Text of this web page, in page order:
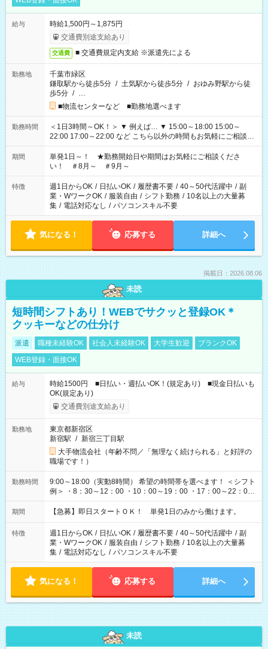
給与
時給1,500円～1,875円
交通費別途支給あり
交通費 ■ 交通費規定内支給 ※派遣先による
勤務地
千葉市緑区
鎌取駅から徒歩5分 / 土気駅から徒歩5分 / おゆみ野駅から徒
歩5分 / …
■物流センターなど ■勤務地選べます
勤務時間
＜1日3時間～OK！＞ ▼ 例えば… ▼ 15:00～18:00 15:00～
22:00 17:00～22:00 など こちら以外の時間もお気軽にご相談く
ださい！
期間
単発1日～！ ★勤務開始日や期間はお気軽にご相談くださ
い！ ＃8月～ ＃9月～
特徴 週1日からOK / 日払いOK / 履歴書不要 / 40～50代活躍中 / 副
業・WワークOK / 服装自由 / シフト勤務 / 10名以上の大量募
集 / 電話対応なし / パソコンスキル不要
気になる！ 応募する 詳細へ
掲載日：2026.08.06
未読
短時間シフトあり！WEBでサクッと登録OK＊
クッキーなどの仕分け
派遣 職種未経験OK 社会人未経験OK 大学生歓迎
ブランクOK
WEB登録・面接OK
給与
時給1500円 ■日払い・週払いOK！(規定あり) ■現金日払いも
OK(規定あり)
交通費別途支給あり
勤務地
東京都新宿区
新宿駅 / 新宿三丁目駅
大手物流会社（年齢不問／「無理なく続けられる」と好評の
職場です！）
勤務時間
9:00～18:00（実動8時間） 希望の時間帯を選べます！ ＜シフト
例＞ ・8：30～12：00 ・10：00～19：00 ・17：00～22：00
・13：00～22：00 ・22：00～翌6：00 など
期間 【急募】即日スタートＯＫ！ 単発1日のみから働けます。
特徴 週1日からOK / 日払いOK / 履歴書不要 / 40～50代活躍中 / 副
業・WワークOK / 服装自由 / シフト勤務 / 10名以上の大量募
集 / 電話対応なし / パソコンスキル不要
気になる！ 応募する 詳細へ
未読